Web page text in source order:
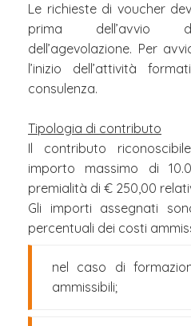
Le richieste di voucher
prima dell’avvio
dell’agevolazione. Per
l’inizio dell’attività
consulenza.
Tipologia di contributo
Il contributo
importo massimo di
premialità di € 250,00
Gli importi assegnati
percentuali dei costi
nel caso di
ammissibili;